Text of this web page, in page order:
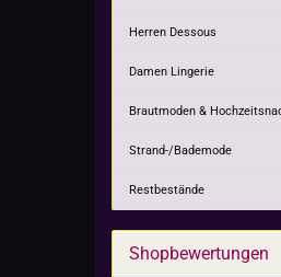
Herren Dessous
Damen Lingerie
Brautmoden &
Strand-/Bademode
Restbestände
Shopbewertungen